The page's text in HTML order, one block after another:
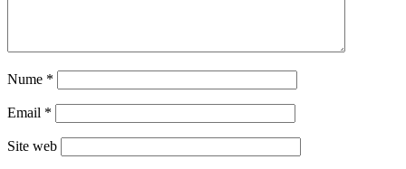
Nume *
Email *
Site web